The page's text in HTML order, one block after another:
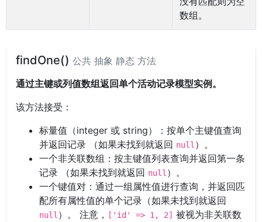
数组。
findOne() 公共 抽象 静态 方法
通过主键或列值数组返回单个活动记录模型实例。
该方法接受：
标量值（integer 或 string）：按单个主键值查询
并返回记录 （如果未找到就返回 null ）。
一个非关联数组：按主键值列表查询并返回第一条
记录 （如果未找到就返回 null ）。
一个键值对：通过一组属性值进行查询，并返回匹
配所有属性值的单个记录（如果未找到就返回
null ）。 注意， ['id' => 1, 2] 被视为非关联数